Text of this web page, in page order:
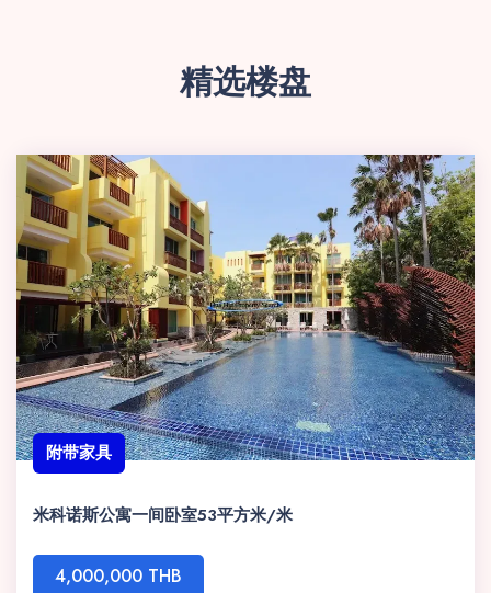
精选楼盘
附带家具
米科诺斯公寓一间卧室53平方米/米
4,000,000 THB